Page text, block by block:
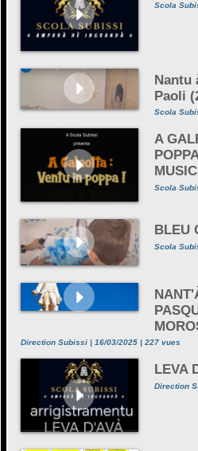
Scola
Nantu
Paoli
Scola
A
Scola
BLEU
Scola
Direction Subissi | 16/03/2025 | 227 vues
LEVA
Direction